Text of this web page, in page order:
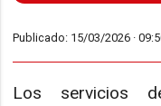
Publicado: 15/03/2026 ·
Los servicios